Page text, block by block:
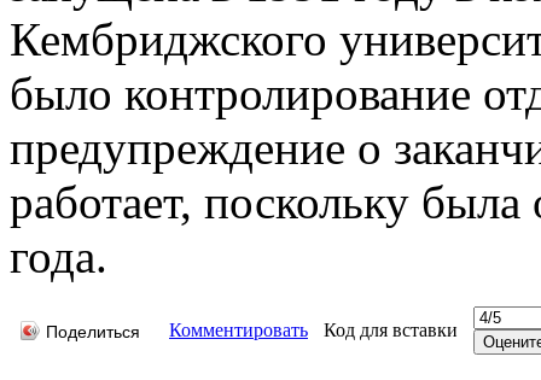
Кембриджского
было контролирование
предупреждение о
работает, поскольку
года.
Поделиться Комментировать Код для вставки